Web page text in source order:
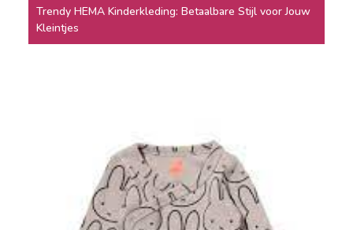
Trendy HEMA Kinderkleding: Betaalbare Stijl voor Jouw
Kleintjes